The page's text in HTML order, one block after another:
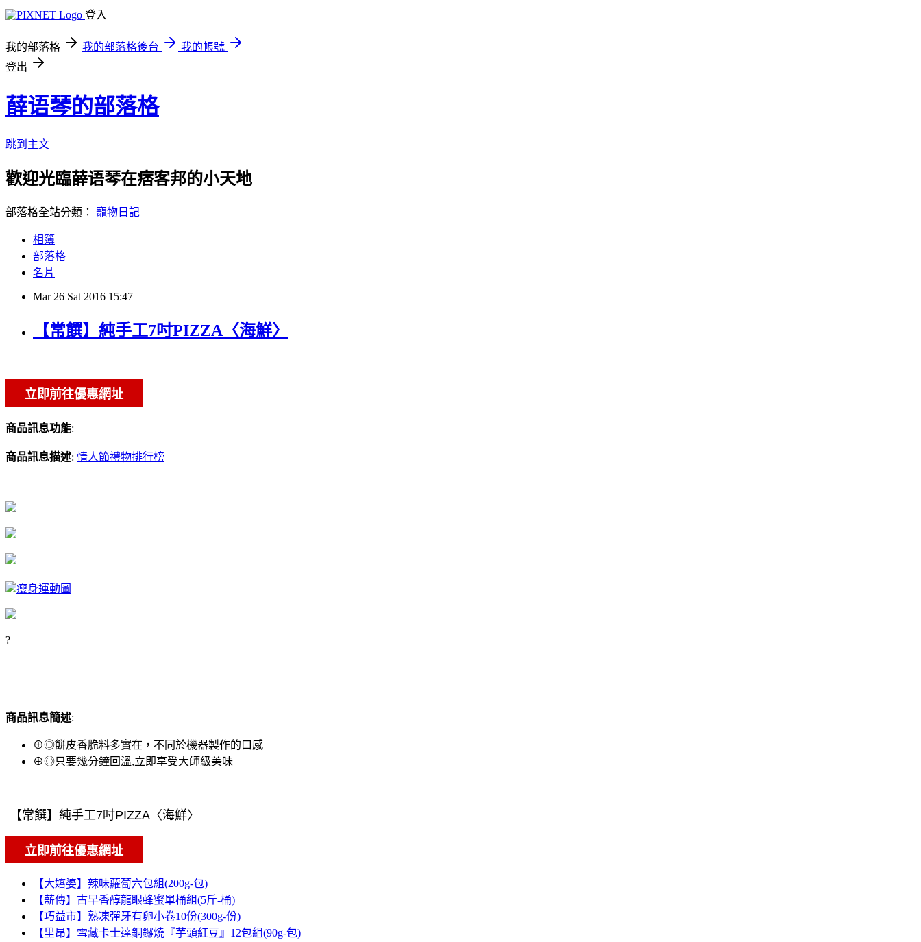
登入
我的部落格 我的部落格後台
我的帳號
登出
薛语琴的部落格
跳到主文
歡迎光臨薛语琴在痞客邦的小天地
部落格全站分類： 寵物日記
相簿
部落格
名片
Mar 26 Sat 2016 15:47
【常饌】純手工7吋PIZZA〈海鮮〉
商品訊息功能:
商品訊息描述: 情人節禮物排行榜
瘦身運動圖
?
商品訊息簡述:
⊕◎餅皮香脆料多實在，不同於機器製作的口感
⊕◎只要幾分鐘回溫,立即享受大師級美味
【大嬸婆】辣味蘿蔔六包組(200g-包)
【薪傳】古早香醇龍眼蜂蜜單桶組(5斤-桶)
【巧益市】熟凍彈牙有卵小卷10份(300g-份)
【里昂】雪藏卡士達銅鑼燒『芋頭紅豆』12包組(90g-包)